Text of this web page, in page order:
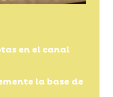
en el canal
la base de